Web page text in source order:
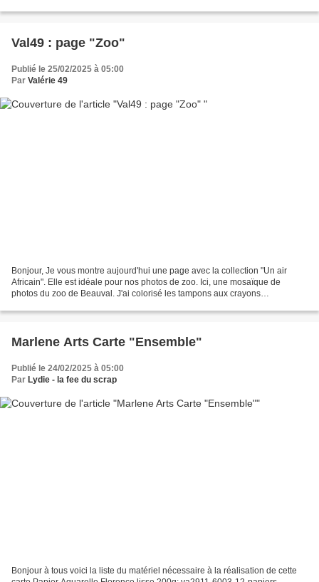
Val49 : page "Zoo"
Publié le 25/02/2025 à 05:00
Par Valérie 49
Bonjour, Je vous montre aujourd'hui une page avec la collection "Un air
Africain". Elle est idéale pour nos photos de zoo. Ici, une mosaïque de
photos du zoo de Beauval. J'ai colorisé les tampons aux crayons
Marlene Arts Carte "Ensemble"
Publié le 24/02/2025 à 05:00
Par Lydie - la fee du scrap
Bonjour à tous voici la liste du matériel nécessaire à la réalisation de cette